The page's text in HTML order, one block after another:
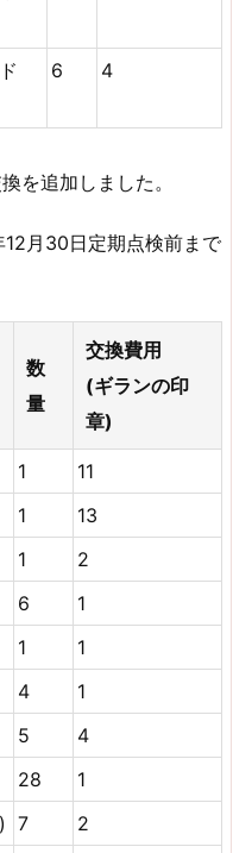
6 4
を追加しました。
月30日定期点検前まで
数
量
交換費用
(ギランの印
章)
1
11
1
13
1
2
6
1
1
1
4
1
5
4
28
1
7
2